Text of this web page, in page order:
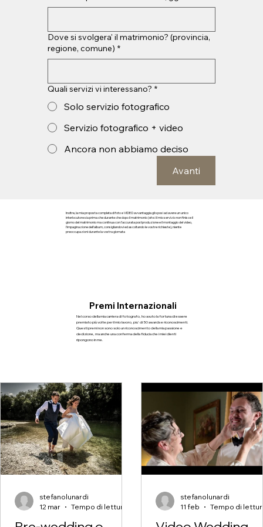
Dove si svolgera' il matrimonio? (provincia,
regione, comune) *
Quali servizi vi interessano? *
Solo servizio fotografico
Servizio fotografico + video
Ancora non abbiamo deciso
Avanti
Inoltre, la mia proposta completa di foto e VIDEO avvantaggia gli sposi ad avere un unico
interlocutore sia prima che durante che dopo il matrimonio (eh si il mio servizio non finisce il
giorno del matrimonio ma conitnua con l'accurata postproduzione e il montaggio del video,
l'impaginazione dell'album, consigliandovi ed ascoltando le vostre richieste), niente
preoccupazioni durante la vostra giornata
Premi Internazionali
Nel corso della mia carriera di fotografo, ho avuto la fortuna di essere
premiato più volte per il mio lavoro, piu' di 50 awards e riconoscimenti.
Questi premi non sono solo un riconoscimento della mia passione e
dedizione, ma anche una conferma della fiducia che i miei clienti
ripongono in me.
stefanolunardi
12 mar
stefanolunardi
11 feb